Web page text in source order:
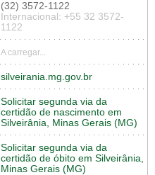
(32) 3572-1122
Internacional: +55 32 3572-
1122
A carregar...
silveirania.mg.gov.br
Solicitar segunda via da
certidão de nascimento em
Silveirânia, Minas Gerais (MG)
Solicitar segunda via da
certidão de óbito em Silveirânia,
Minas Gerais (MG)